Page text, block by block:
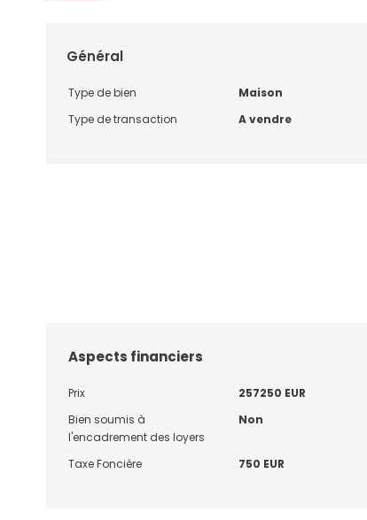
Général
Type de bien
Maison
Type de transaction
A vendre
Aspects financiers
Prix
257250 EUR
Bien soumis à
l'encadrement des loyers
Non
Taxe Foncière 750 EUR